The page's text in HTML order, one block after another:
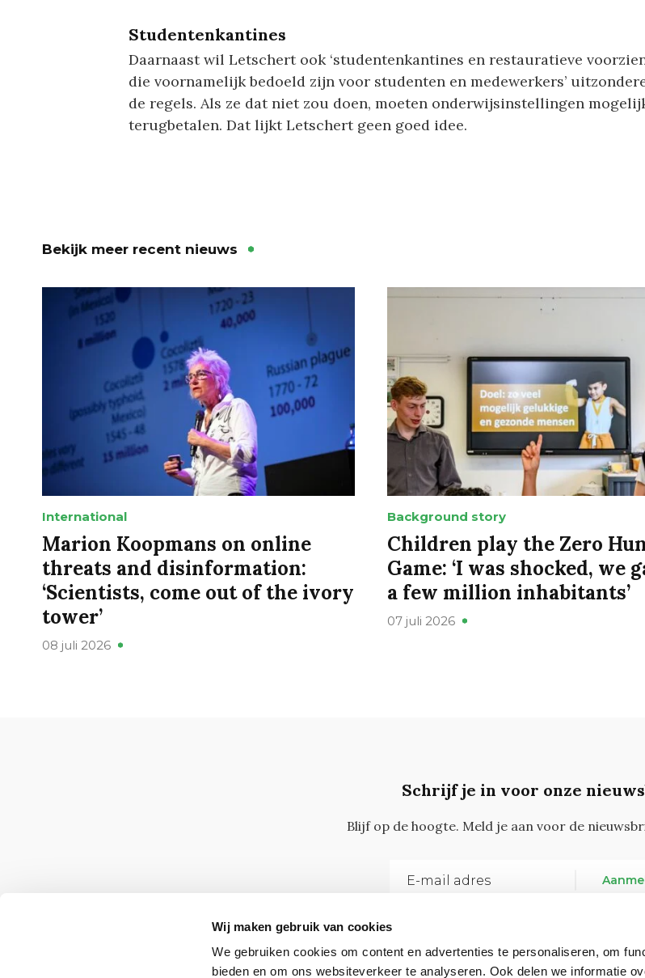
Wij maken gebruik van cookies
We gebruiken cookies om content en advertenties te personaliseren, om
bieden en om ons websiteverkeer te analyseren. Ook delen we informatie
Studentenkantines
Daarnaast wil Letschert ook ‘studentenkantines en restauratieve
die voornamelijk bedoeld zijn voor studenten en medewerkers’
de regels. Als ze dat niet zou doen, moeten onderwijsinstellingen
terugbetalen. Dat lijkt Letschert geen goed idee.
Bekijk meer recent nieuws
International
Marion Koopmans on online
threats and disinformation:
‘Scientists, come out of the ivory
tower’
08 juli 2026
Background story
Children play the Zero
Game: ‘I was shocked, we
a few million inhabitants’
07 juli 2026
Schrijf je in voor onze
Blijf op de hoogte. Meld je aan voor de